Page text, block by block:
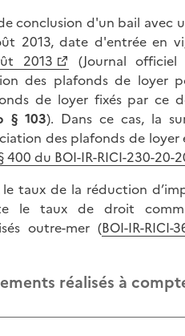
conclusion d'un bail avec
2013, date d'entrée en
2013
(Journal
des plafonds de loyer
de loyer fixés par ce
§ 103). Dans ce cas, la
des plafonds de
400 du BOI-IR-RICI-230-20-
taux de la réduction
le taux de droit
outre-mer (BOI-IR-RICI-
réalisés à